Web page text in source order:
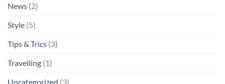
News (2)
Style (5)
Tips & Trics (3)
Travelling (1)
Uncategorized (3)